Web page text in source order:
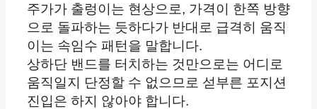
주가가 출렁이는 현상으로, 가격이 한쪽 방향
으로 돌파하는 듯하다가 반대로 급격히 움직
이는 속임수 패턴을 말합니다.
상하단 밴드를 터치하는 것만으로는 어디로
움직일지 단정할 수 없으므로 섣부른 포지션
진입은 하지 않아야 합니다.